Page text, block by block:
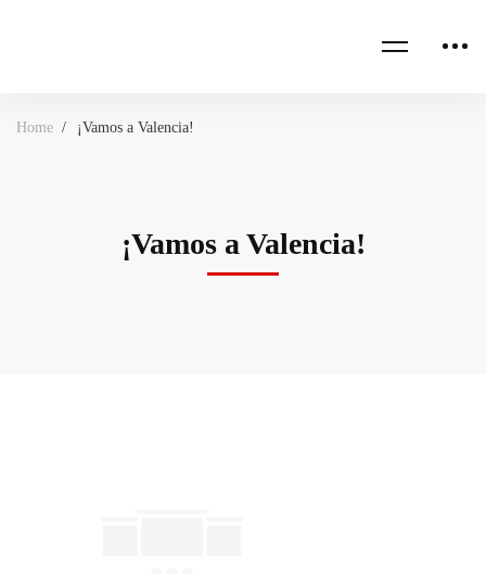
Home ¡Vamos a Valencia!
¡Vamos a Valencia!